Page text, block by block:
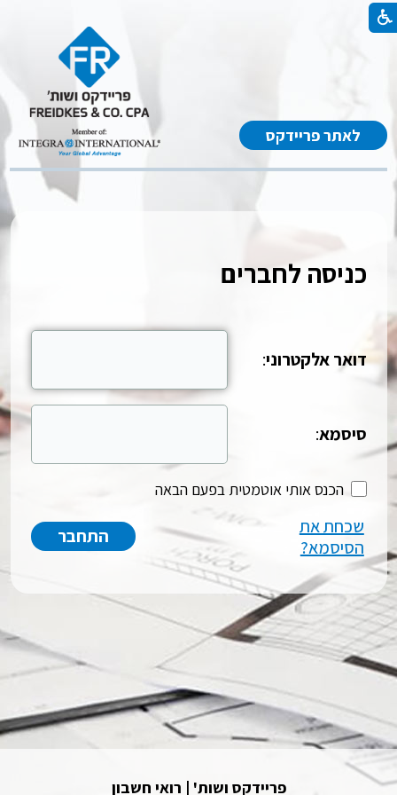
לאתר פריידקס
כניסה לחברים
דואר אלקטרוני:
סיסמא:
הכנס אותי אוטמטית בפעם הבאה
שכחת את
הסיסמא?
פריידקס ושות' | רואי חשבון